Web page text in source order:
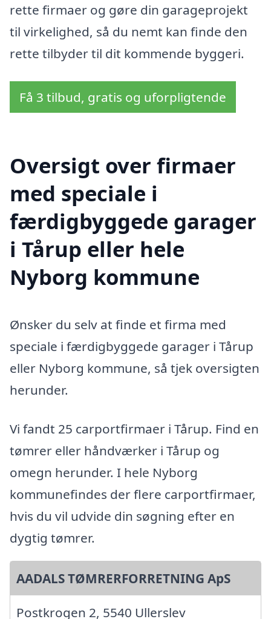
rette firmaer og gøre din garageprojekt
til virkelighed, så du nemt kan finde den
rette tilbyder til dit kommende byggeri.
Få 3 tilbud, gratis og uforpligtende
Oversigt over firmaer
med speciale i
færdigbyggede garager
i Tårup eller hele
Nyborg kommune
Ønsker du selv at finde et firma med
speciale i færdigbyggede garager i Tårup
eller Nyborg kommune, så tjek oversigten
herunder.
Vi fandt 25 carportfirmaer i Tårup. Find en
tømrer eller håndværker i Tårup og
omegn herunder. I hele Nyborg
kommunefindes der flere carportfirmaer,
hvis du vil udvide din søgning efter en
dygtig tømrer.
AADALS TØMRERFORRETNING ApS
Postkrogen 2, 5540 Ullerslev